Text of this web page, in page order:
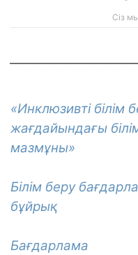
Сіз
«Инклюзивті білім
жағдайындағы
мазмұны»
Білім беру
бұйрық
Бағдарлама